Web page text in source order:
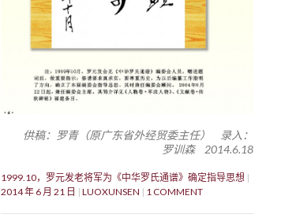
供稿：罗青（原广东省外经贸委主任） 录入：
罗训森 2014.6.18
1999.10，罗元发老将军为《中华罗氏通谱》确定指导思想
2014 年 6 月 21 日
LUOXUNSEN 1 COMMENT